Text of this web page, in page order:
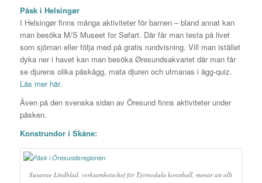
Påsk i Helsingør
I Helsingør finns många aktiviteter för barnen – bland annat kan
man besöka M/S Museet for Søfart. Där får man testa på livet
som sjöman eller följa med på gratis rundvisning. Vill man istället
dyka ner i havet kan man besöka Øresundsakvariet där man får
se djurens olika påskägg, mata djuren och utmanas i ägg-quiz.
Läs mer här.
Även på den svenska sidan av Öresund finns aktiviteter under
påsken.
Konstrundor i Skåne:
Susanne Lindblad, verksamhetschef för Tjörnedala konsthall, menar att allt